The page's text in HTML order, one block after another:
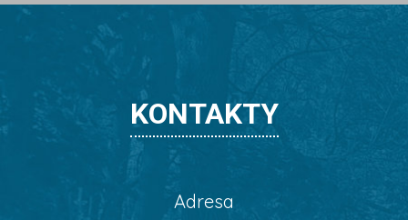
KONTAKTY
Adresa